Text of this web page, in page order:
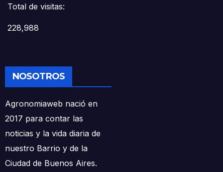
Total de visitas:
228,988
NOSOTROS
Agronomiaweb nació en
2017 para contar las
noticias y la vida diaria de
nuestro Barrio y de la
Ciudad de Buenos Aires.